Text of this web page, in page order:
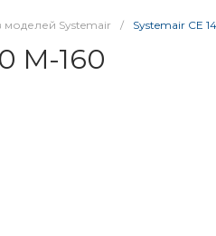
моделей Systemair / Systemair CE
M-160